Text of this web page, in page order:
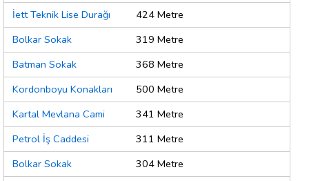
İett Teknik Lise Durağı
424 Metre
Bolkar Sokak
319 Metre
Batman Sokak
368 Metre
Kordonboyu Konakları
500 Metre
Kartal Mevlana Cami
341 Metre
Petrol İş Caddesi
311 Metre
Bolkar Sokak
304 Metre